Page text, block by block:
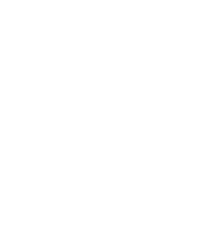
kolačiće za poboljšanje vašeg iskustva.
prema potrebi pohranjuju se na vaš
rad osnovnih funkcionalnosti web stranice
nam pomažu u analizira
podaci su nam bitni. Sukladno novoj Općoj
ažurirali smo naša Pravila privatnosti .